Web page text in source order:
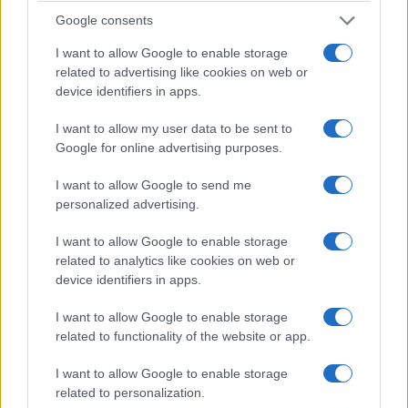
Google consents
I want to allow Google to enable storage
related to advertising like cookies on web or
device identifiers in apps.
I want to allow my user data to be sent to
Google for online advertising purposes.
I want to allow Google to send me
personalized advertising.
I want to allow Google to enable storage
related to analytics like cookies on web or
device identifiers in apps.
I want to allow Google to enable storage
related to functionality of the website or app.
I want to allow Google to enable storage
related to personalization.
ciudad de la costa norte de Cornualles un destino
de visita obligada. Cuando no esté paseando con
un helado o sentado en una de las dos playas de
la ciudad, quizá quiera visitar la Tate St Ives, una
arte juega un papel muy importante en St
, y todo el mundo, desde el visitante
ocasional hasta el aficionado al arte, se
interesará por la selección de arte que se ofrece
en las variadas galerías de arte de la ciudad, que
abarcan desde los interiores completos de
antiguas iglesias hasta las habitaciones de casas
centenarias con vigas de madera.
5. Castle Combe